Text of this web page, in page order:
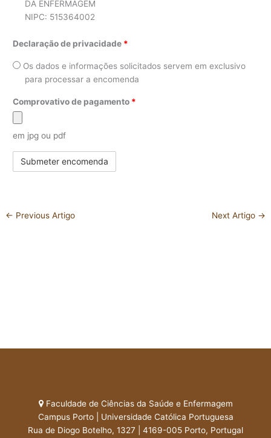
DA ENFERMAGEM
NIPC: 515364002
Declaração de privacidade *
Os dados e informações solicitados servem em exclusivo
para processar a encomenda
Comprovativo de pagamento *
em jpg ou pdf
← Previous Artigo Next Artigo →
Faculdade de Ciências da Saúde e Enfermagem
Campus Porto | Universidade Católica Portuguesa
Rua de Diogo Botelho, 1327 | 4169-005 Porto, Portugal